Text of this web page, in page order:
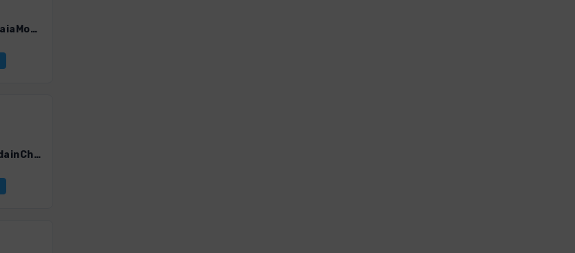
ToskS_03_VolpaiaMonteSanMichele.gpx
ToskS_05_RaddainChianti.gpx